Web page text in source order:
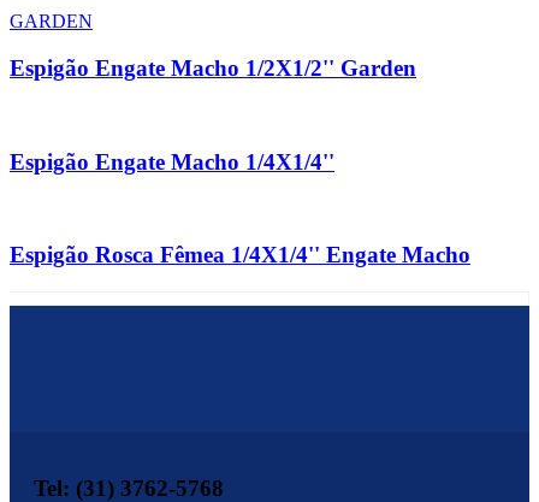
GARDEN
Espigão Engate Macho 1/2X1/2'' Garden
Espigão Engate Macho 1/4X1/4''
Espigão Rosca Fêmea 1/4X1/4'' Engate Macho
Tel: (31) 3762-5768